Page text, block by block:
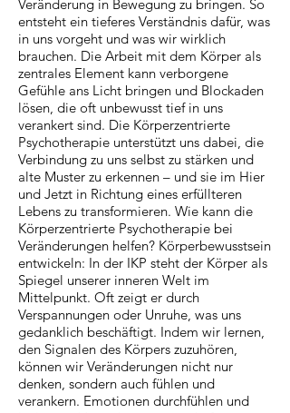
Veränderung in Bewegung zu bringen. So
entsteht ein tieferes Verständnis dafür, was
in uns vorgeht und was wir wirklich
brauchen. Die Arbeit mit dem Körper als
zentrales Element kann verborgene
Gefühle ans Licht bringen und Blockaden
lösen, die oft unbewusst tief in uns
verankert sind. Die Körperzentrierte
Psychotherapie unterstützt uns dabei, die
Verbindung zu uns selbst zu stärken und
alte Muster zu erkennen – und sie im Hier
und Jetzt in Richtung eines erfüllteren
Lebens zu transformieren. Wie kann die
Körperzentrierte Psychotherapie bei
Veränderungen helfen? Körperbewusstsein
entwickeln: In der IKP steht der Körper als
Spiegel unserer inneren Welt im
Mittelpunkt. Oft zeigt er durch
Verspannungen oder Unruhe, was uns
gedanklich beschäftigt. Indem wir lernen,
den Signalen des Körpers zuzuhören,
können wir Veränderungen nicht nur
denken, sondern auch fühlen und
verankern. Emotionen durchfühlen und